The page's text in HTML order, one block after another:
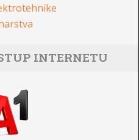
INTERNETU